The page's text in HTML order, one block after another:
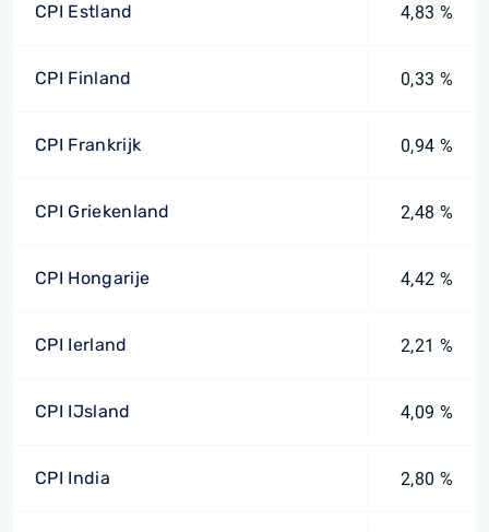
CPI Estland 4,83 %
CPI Finland 0,33 %
CPI Frankrijk 0,94 %
CPI Griekenland 2,48 %
CPI Hongarije 4,42 %
CPI Ierland 2,21 %
CPI IJsland 4,09 %
CPI India 2,80 %